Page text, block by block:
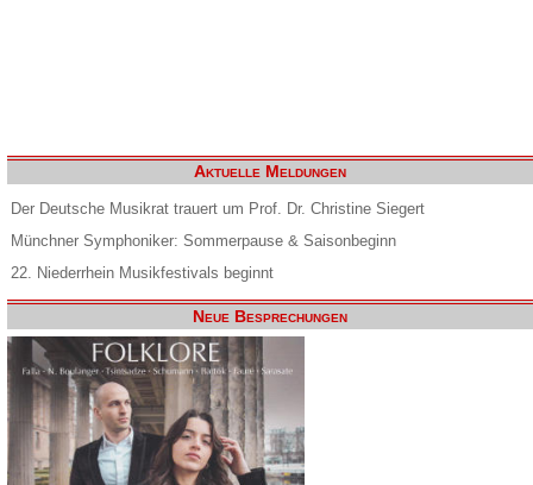
Aktuelle Meldungen
Der Deutsche Musikrat trauert um Prof. Dr. Christine Siegert
Münchner Symphoniker: Sommerpause & Saisonbeginn
22. Niederrhein Musikfestivals beginnt
Neue Besprechungen